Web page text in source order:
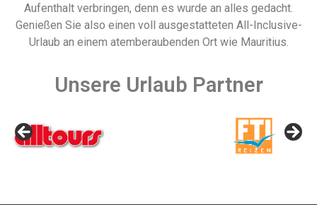
Aufenthalt verbringen, denn es wurde an alles gedacht.
Genießen Sie also einen voll ausgestatteten All-Inclusive-
Urlaub an einem atemberaubenden Ort wie Mauritius.
Unsere Urlaub Partner